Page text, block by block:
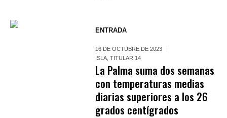
ENTRADA
16 DE OCTUBRE DE 2023
ISLA ,TITULAR 14
La Palma suma dos semanas
con temperaturas medias
diarias superiores a los 26
grados centígrados